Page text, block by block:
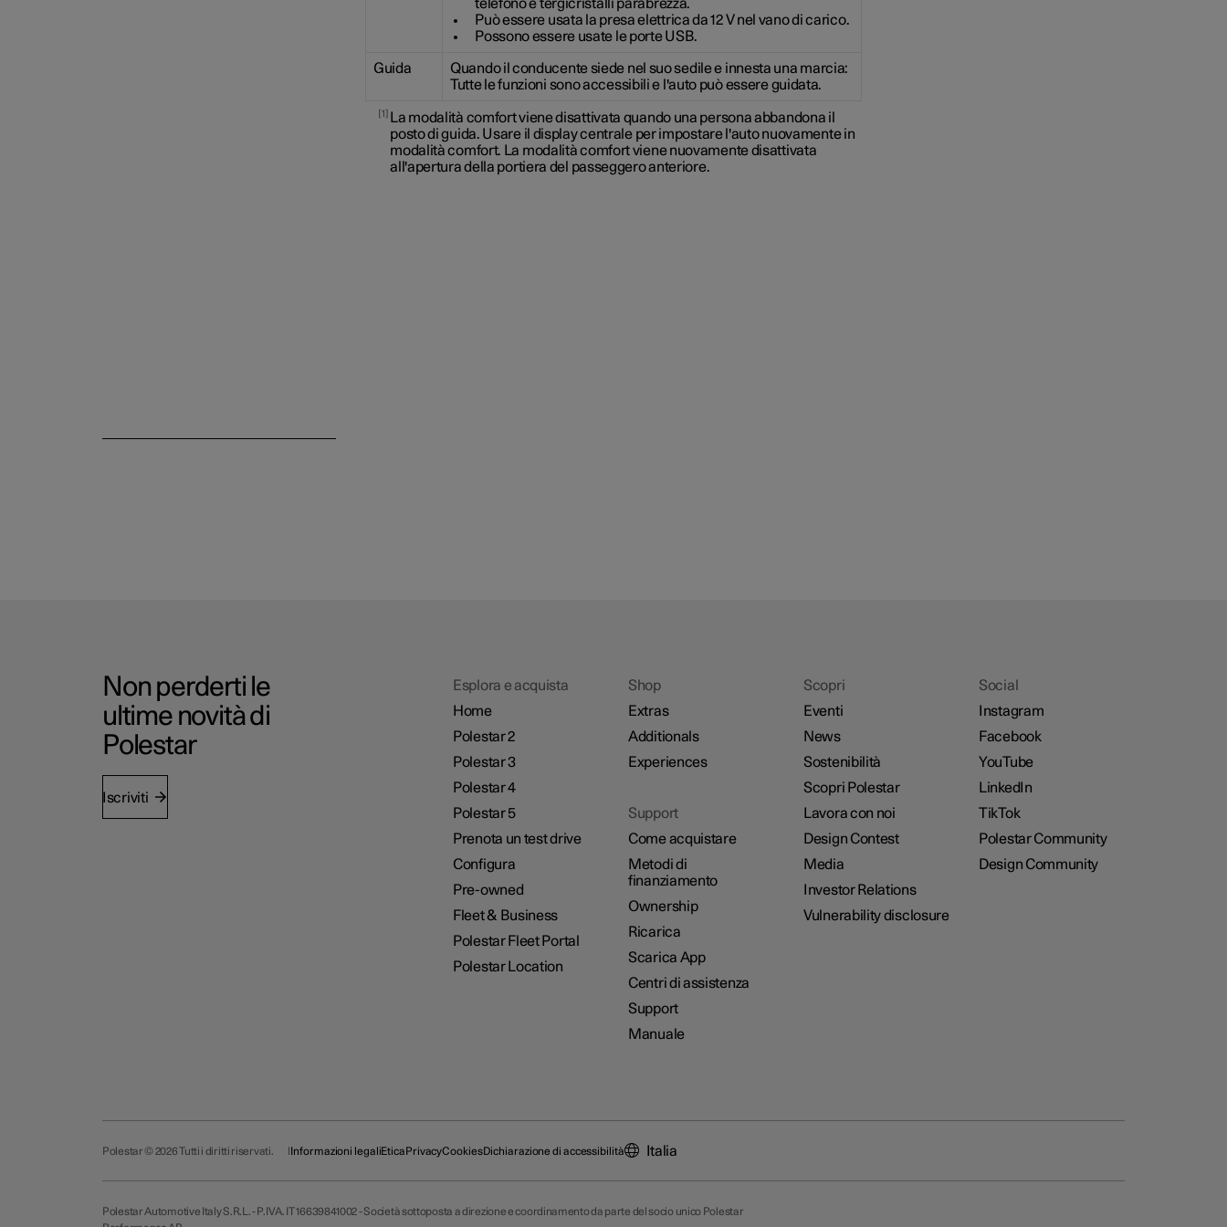
telefono e tergicristalli parabrezza.
Può essere usata la presa elettrica da 12 V nel vano di carico.
Possono essere usate le porte USB.
Guida
Quando il conducente siede nel suo sedile e innesta una marcia:
Tutte le funzioni sono accessibili e l'auto può essere guidata.
1
La modalità comfort viene disattivata quando una persona abbandona il
posto di guida. Usare il display centrale per impostare l'auto nuovamente in
modalità comfort. La modalità comfort viene nuovamente disattivata
all'apertura della portiera del passeggero anteriore.
Non perderti le
ultime novità di
Polestar
Iscriviti
Esplora e acquista
Home
Polestar 2
Polestar 3
Polestar 4
Polestar 5
Prenota un test drive
Configura
Pre-owned
Fleet & Business
Polestar Fleet Portal
Polestar Location
Shop
Extras
Additionals
Experiences
Support
Come acquistare
Metodi di
finanziamento
Ownership
Ricarica
Scarica App
Centri di assistenza
Support
Manuale
Scopri
Eventi
News
Sostenibilità
Scopri Polestar
Lavora con noi
Design Contest
Media
Investor Relations
Vulnerability disclosure
Social
Instagram
Facebook
YouTube
LinkedIn
TikTok
Polestar Community
Design Community
Polestar © 2026 Tutti i diritti riservati. Informazioni legaliEticaPrivacyCookiesDichiarazione di accessibilità Italia
Polestar Automotive Italy S.R.L. - P.IVA. IT 16639841002 - Società sottoposta a direzione e coordinamento da parte del socio unico Polestar